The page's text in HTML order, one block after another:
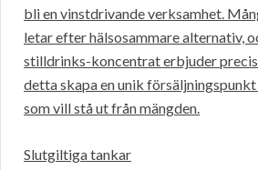
bli en vinstdrivande verksamhet.
letar efter hälsosammare alternativ,
stilldrinks-koncentrat erbjuder
detta skapa en unik
som vill stå ut från mängden.
Slutgiltiga tankar